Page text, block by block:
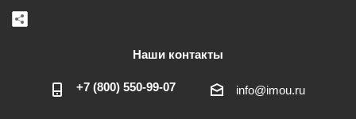
Наши контакты
+7 (800) 550-99-07 info@imou.ru